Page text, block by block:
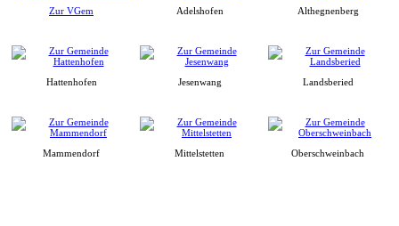
Zur VGem Adelshofen Althegnenberg
Hattenhofen Jesenwang Landsberied
Mammendorf Mittelstetten Oberschweinbach